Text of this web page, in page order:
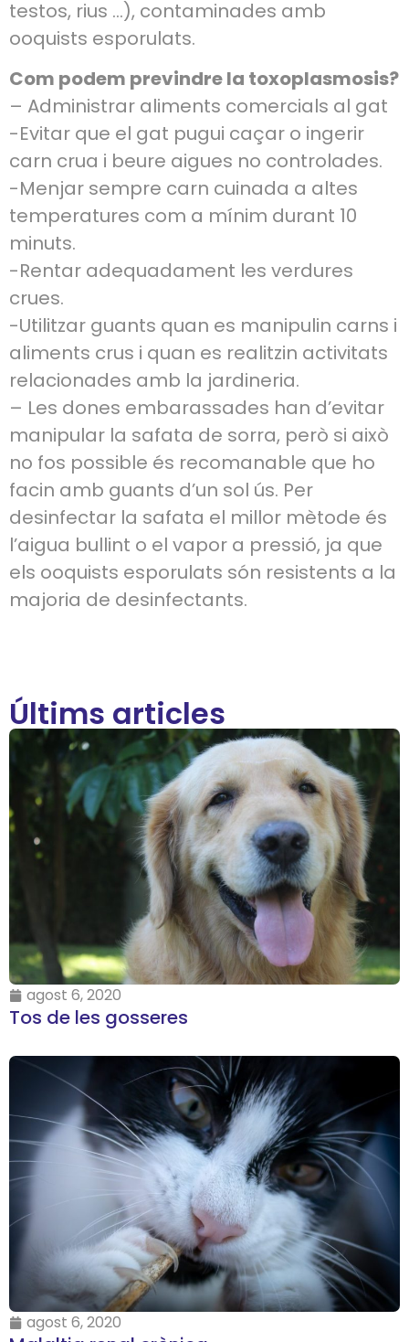
testos, rius …), contaminades amb
ooquists esporulats.
Com podem previndre la toxoplasmosis?
– Administrar aliments comercials al gat
-Evitar que el gat pugui caçar o ingerir
carn crua i beure aigues no controlades.
-Menjar sempre carn cuinada a altes
temperatures com a mínim durant 10
minuts.
-Rentar adequadament les verdures
crues.
-Utilitzar guants quan es manipulin carns i
aliments crus i quan es realitzin activitats
relacionades amb la jardineria.
– Les dones embarassades han d’evitar
manipular la safata de sorra, però si això
no fos possible és recomanable que ho
facin amb guants d’un sol ús. Per
desinfectar la safata el millor mètode és
l’aigua bullint o el vapor a pressió, ja que
els ooquists esporulats són resistents a la
majoria de desinfectants.
Últims articles
agost 6, 2020
Tos de les gosseres
agost 6, 2020